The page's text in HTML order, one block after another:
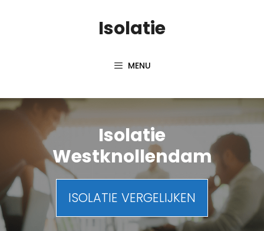
Isolatie
MENU
Isolatie
Westknollendam
ISOLATIE VERGELIJKEN